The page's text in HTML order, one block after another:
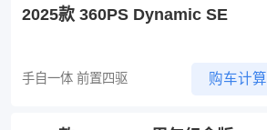
2025款 360PS Dynamic SE
手自一体 前置四驱 购车计算